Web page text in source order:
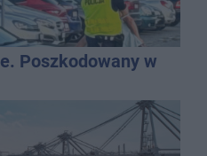
Poszkodowany w